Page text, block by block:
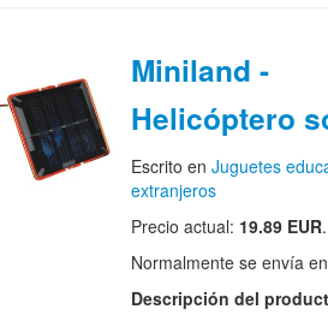
Miniland -
Helicóptero
Escrito en Juguetes
extranjeros
Precio actual: 19.89 EUR
Normalmente se envía
Descripción del